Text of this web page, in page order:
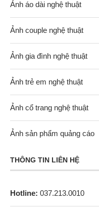
Ảnh áo dài nghệ thuật
Ảnh couple nghệ thuật
Ảnh gia đình nghệ thuật
Ảnh trẻ em nghệ thuật
Ảnh cổ trang nghệ thuật
Ảnh sản phẩm quảng cáo
THÔNG TIN LIÊN HỆ
Hotline: 037.213.0010